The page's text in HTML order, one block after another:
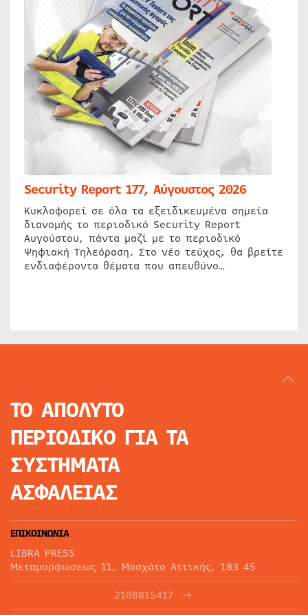
Security Report 177, Αύγουστος 2026
Κυκλοφορεί σε όλα τα εξειδικευμένα σημεία
διανομής το περιοδικό Security Report
Αυγούστου, πάντα μαζί με το περιοδικό
Ψηφιακή Τηλεόραση. Στο νέο τεύχος, θα βρείτε
ενδιαφέροντα θέματα που απευθύνο…
ΤΟ ΑΠΟΛΥΤΟ
ΠΕΡΙΟΔΙΚΟ ΓΙΑ ΤΑ
ΣΥΣΤΗΜΑΤΑ
ΑΣΦΑΛΕΙΑΣ
ΕΠΙΚΟΙΝΩΝΙΑ
LIBRA PRESS
Μεταμορφώσεως 11, Μοσχάτο Αττικής, 183 45
2108815417